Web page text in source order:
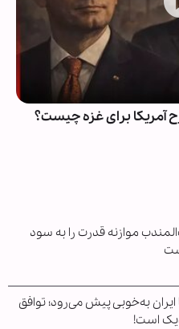
آمریکا برای غزه چیست؟
موازنه قدرت را به سود
ایران به‌خوبی پیش می‌رود؛ توافق
است!